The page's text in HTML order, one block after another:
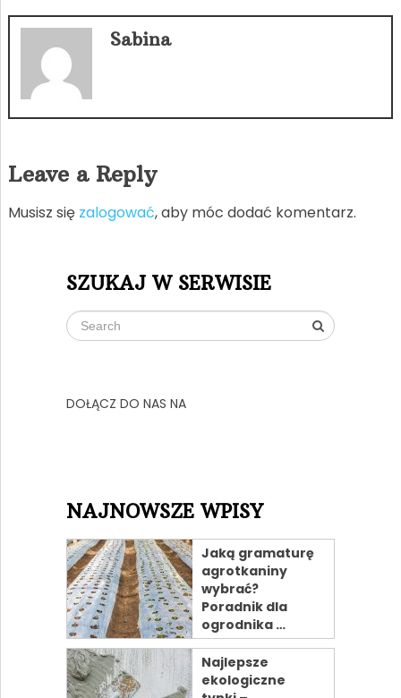
Sabina
Leave a Reply
Musisz się zalogować, aby móc dodać komentarz.
SZUKAJ W SERWISIE
DOŁĄCZ DO NAS NA
NAJNOWSZE WPISY
Jaką gramaturę
agrotkaniny
wybrać?
Poradnik dla
ogrodnika …
Najlepsze
ekologiczne